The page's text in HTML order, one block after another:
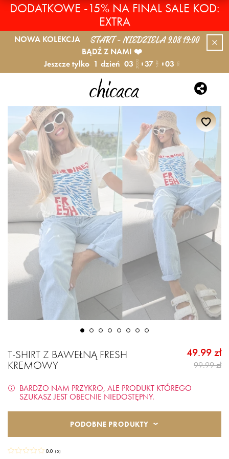
DODATKOWE -15% NA FINAL SALE KOD:
EXTRA
NOWA KOLEKCJA START - NIEDZIELA 9.08 19:00
BĄDŹ Z NAMI ❤️
Jeszcze tylko 1 dzień 03 GODZ. 37 MIN. 02 SEK.
T-SHIRT Z BAWEŁNĄ FRESH
KREMOWY
49.99 zł
99.99 zł
BARDZO NAM PRZYKRO, ALE PRODUKT KTÓREGO
SZUKASZ JEST OBECNIE NIEDOSTĘPNY.
PODOBNE PRODUKTY
0.0 (0)